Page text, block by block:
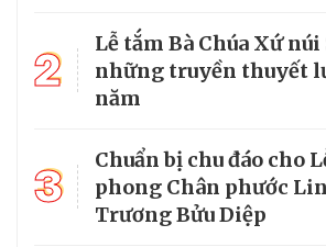
2
Lễ tắm Bà Chúa Xứ núi
những truyền thuyết
năm
3
Chuẩn bị chu đáo cho
phong Chân phước
Trương Bửu Diệp